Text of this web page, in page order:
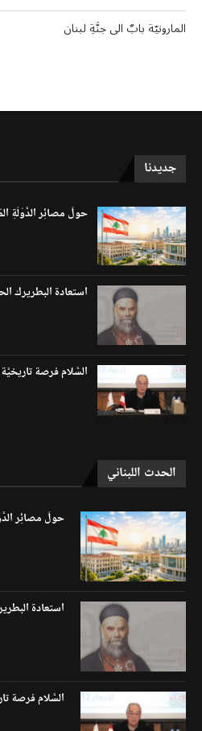
المارونيّة بابٌ الى جنَّةِ لبنان
جديدنا
حولَ مصائِر الدَّوْلَةِ
استعادة البطريرك
السَّلام فرصة
الحدث اللبناني
حولَ مصائِر
استعادة
السَّلام فرصة